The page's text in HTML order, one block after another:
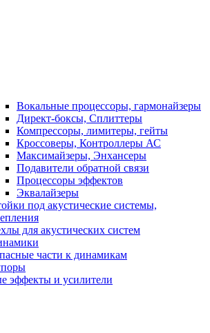
Вокальные процессоры, гармонайзеры
Директ-боксы, Сплиттеры
Компрессоры, лимитеры, гейты
Кроссоверы, Контроллеры АС
Максимайзеры, Энхансеры
Подавители обратной связи
Процессоры эффектов
Эквалайзеры
под акустические системы,
для акустических систем
части к динамикам
эффекты и усилители